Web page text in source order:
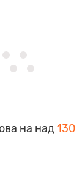
на над130